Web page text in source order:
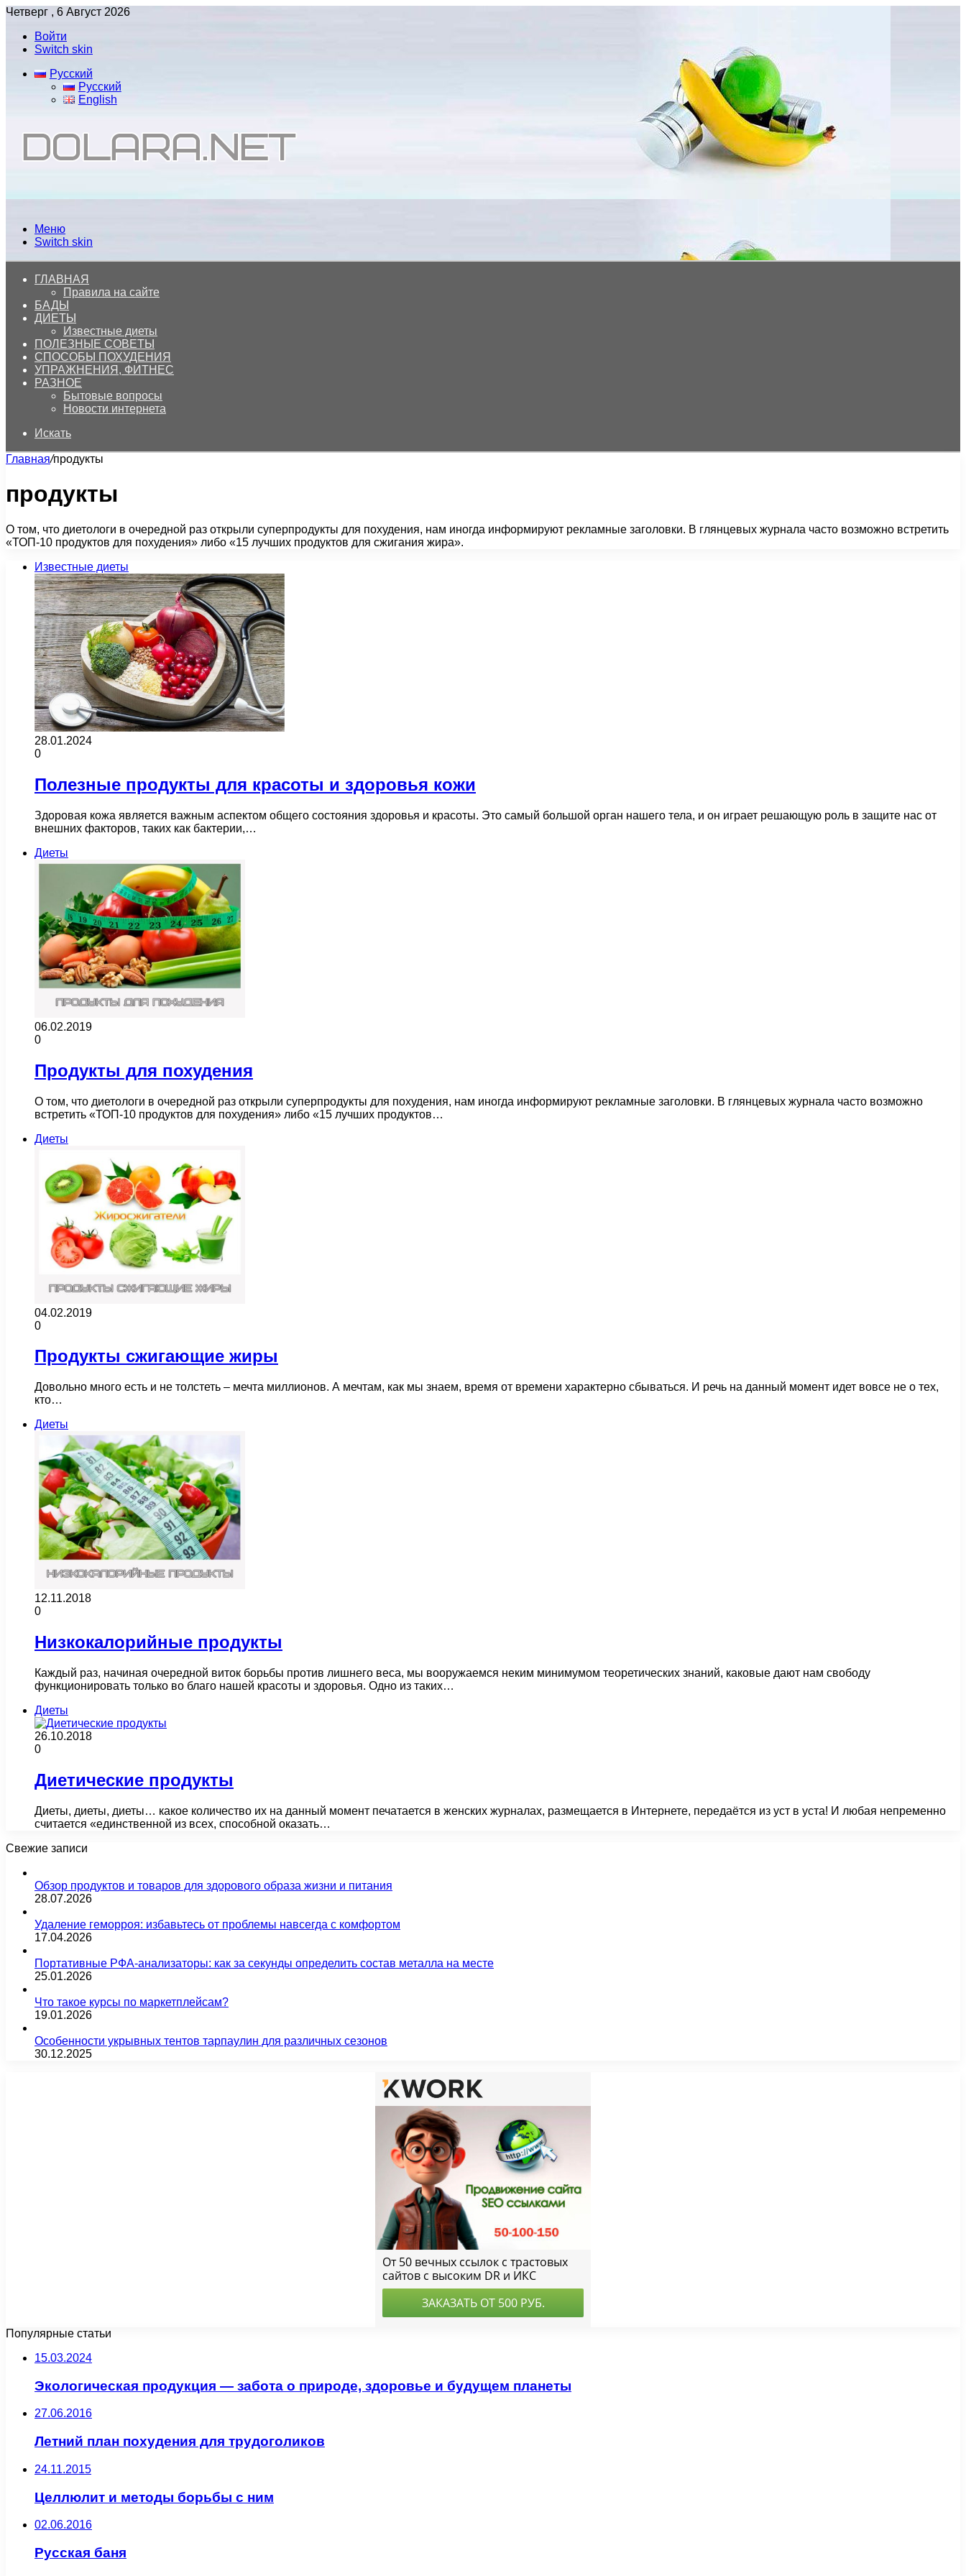
Четверг , 6 Август 2026
Войти
Switch skin
Русский
Русский
English
Меню
Switch skin
ГЛАВНАЯ
Правила на сайте
БАДЫ
ДИЕТЫ
Известные диеты
ПОЛЕЗНЫЕ СОВЕТЫ
СПОСОБЫ ПОХУДЕНИЯ
УПРАЖНЕНИЯ, ФИТНЕС
РАЗНОЕ
Бытовые вопросы
Новости интернета
Искать
Главная/продукты
продукты
О том, что диетологи в очередной раз открыли суперпродукты для похудения, нам иногда информируют рекламные заголовки. В глянцевых журнала часто возможно встретить
«ТОП-10 продуктов для похудения» либо «15 лучших продуктов для сжигания жира».
Известные диеты
28.01.2024
0
Полезные продукты для красоты и здоровья кожи
Здоровая кожа является важным аспектом общего состояния здоровья и красоты. Это самый большой орган нашего тела, и он играет решающую роль в защите нас от
внешних факторов, таких как бактерии,…
Диеты
06.02.2019
0
Продукты для похудения
О том, что диетологи в очередной раз открыли суперпродукты для похудения, нам иногда информируют рекламные заголовки. В глянцевых журнала часто возможно
встретить «ТОП-10 продуктов для похудения» либо «15 лучших продуктов…
Диеты
04.02.2019
0
Продукты сжигающие жиры
Довольно много есть и не толстеть – мечта миллионов. А мечтам, как мы знаем, время от времени характерно сбываться. И речь на данный момент идет вовсе не о тех,
кто…
Диеты
12.11.2018
0
Низкокалорийные продукты
Каждый раз, начиная очередной виток борьбы против лишнего веса, мы вооружаемся неким минимумом теоретических знаний, каковые дают нам свободу
функционировать только во благо нашей красоты и здоровья. Одно из таких…
Диеты
26.10.2018
0
Диетические продукты
Диеты, диеты, диеты… какое количество их на данный момент печатается в женских журналах, размещается в Интернете, передаётся из уст в уста! И любая непременно
считается «единственной из всех, способной оказать…
Свежие записи
Обзор продуктов и товаров для здорового образа жизни и питания
28.07.2026
Удаление геморроя: избавьтесь от проблемы навсегда с комфортом
17.04.2026
Портативные РФА-анализаторы: как за секунды определить состав металла на месте
25.01.2026
Что такое курсы по маркетплейсам?
19.01.2026
Особенности укрывных тентов тарпаулин для различных сезонов
30.12.2025
Популярные статьи
15.03.2024
Экологическая продукция — забота о природе, здоровье и будущем планеты
27.06.2016
Летний план похудения для трудоголиков
24.11.2015
Целлюлит и методы борьбы с ним
02.06.2016
Русская баня